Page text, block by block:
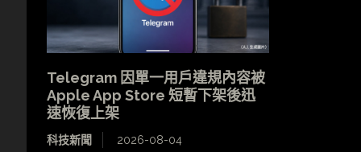
Telegram 因單一用戶違規內容被
Apple App Store 短暫下架後迅
速恢復上架
科技新聞 2026-08-04